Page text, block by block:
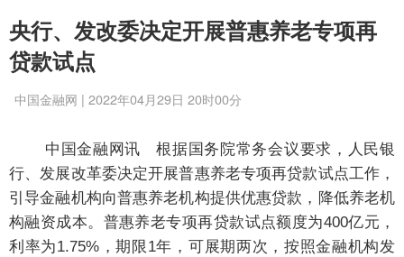
央行、发改委决定开展普惠养老专项再
贷款试点
中国金融网 | 2022年04月29日 20时00分
中国金融网讯根据国务院常务会议要求，人民银
行、发展改革委决定开展普惠养老专项再贷款试点工作，
引导金融机构向普惠养老机构提供优惠贷款，降低养老机
构融资成本。普惠养老专项再贷款试点额度为400亿元，
利率为1.75%，期限1年，可展期两次，按照金融机构发